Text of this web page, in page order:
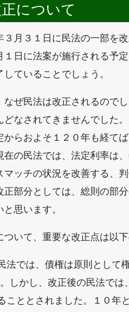
について
３月３１日に民法の一部を
１日に法案が施行される予
していることでしょう。
なぜ民法は改正されるので
どなされてきませんでした。
からおよそ１２０年も経て
在の民法では、法定利率は
マッチの状況を改善する、
正部分としては、総則の部
思います。
ついて、重要な改正点は以下
法では、債権は原則として
。しかし、改正後の民法で
こととされました。１０年